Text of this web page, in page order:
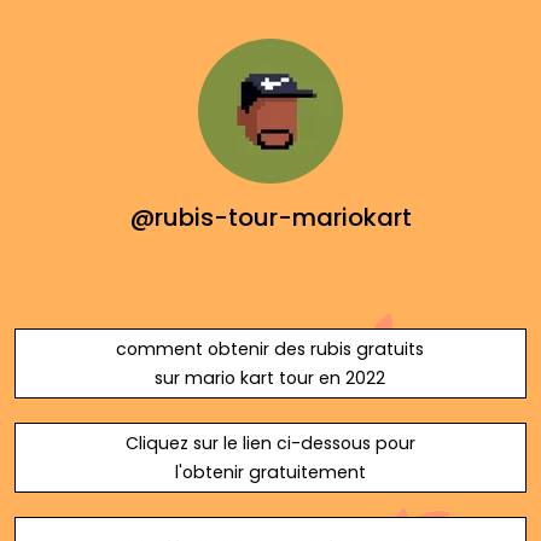
@rubis-tour-mariokart
comment obtenir des rubis gratuits
sur mario kart tour en 2022
Cliquez sur le lien ci-dessous pour
l'obtenir gratuitement